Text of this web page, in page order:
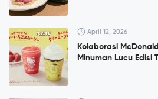
April 12, 2026
Kolaborasi
Minuman Lucu Edisi